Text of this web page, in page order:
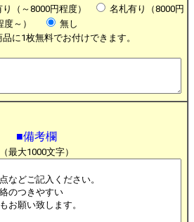
り（～8000円程度）
名札有り（8000円
度～）
無し
に1枚無料でお付けできます。
■備考欄
（最大1000文字）